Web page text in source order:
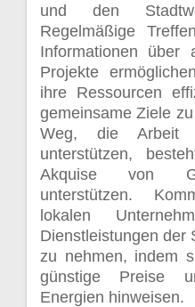
und den
Regelmäßige
Informationen über
Projekte
ihre Ressourcen
gemeinsame Ziele
Weg, die Arbeit
unterstützen,
Akquise von
unterstützen.
lokalen
Dienstleistungen der
zu nehmen, indem
günstige Preise
Energien hinweisen.